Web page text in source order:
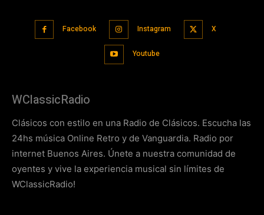
Facebook Instagram X
Youtube
WClassicRadio
Clásicos con estilo en una Radio de Clásicos. Escucha las
24hs música Online Retro y de Vanguardia. Radio por
internet Buenos Aires. Únete a nuestra comunidad de
oyentes y vive la experiencia musical sin límites de
WClassicRadio!